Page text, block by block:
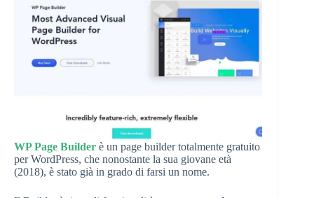
WP Page Builder è un page builder totalmente gratuito
per WordPress, che nonostante la sua giovane età
(2018), è stato già in grado di farsi un nome.